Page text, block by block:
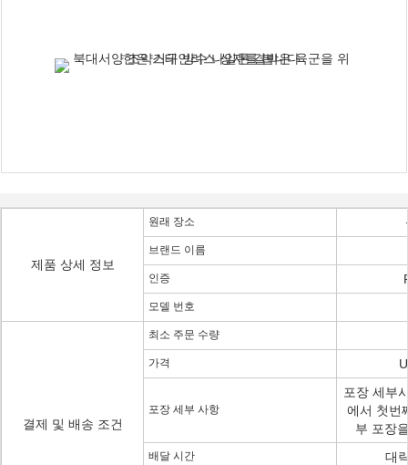
제품 상세 정보
원래 장소
브랜드 이름
인증
모델 번호
결제 및 배송 조건
최소 주문 수량
가격
포장 세부 사항
포장 세부
에서 첫번
부 포장
배달 시간 대